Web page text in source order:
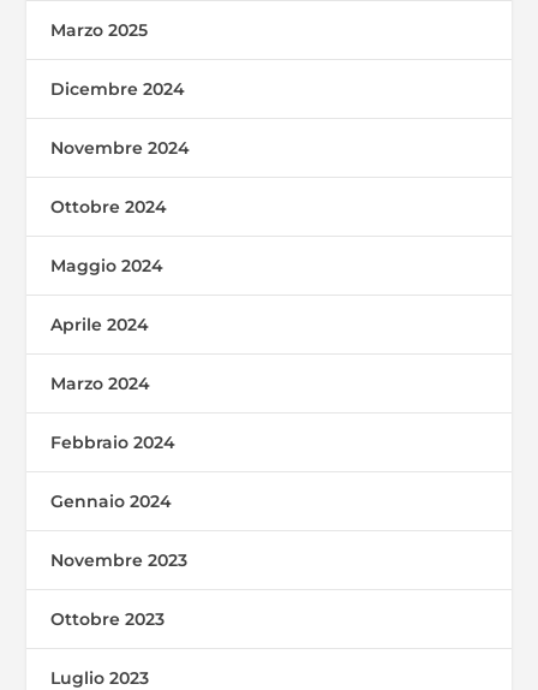
Marzo 2025
Dicembre 2024
Novembre 2024
Ottobre 2024
Maggio 2024
Aprile 2024
Marzo 2024
Febbraio 2024
Gennaio 2024
Novembre 2023
Ottobre 2023
Luglio 2023